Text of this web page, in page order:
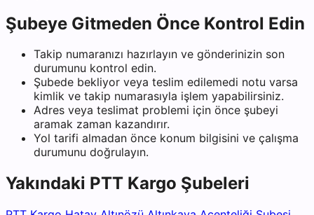
Şubeye Gitmeden Önce Kontrol Edin
Takip numaranızı hazırlayın ve gönderinizin son
durumunu kontrol edin.
Şubede bekliyor veya teslim edilemedi notu varsa
kimlik ve takip numarasıyla işlem yapabilirsiniz.
Adres veya teslimat problemi için önce şubeyi
aramak zaman kazandırır.
Yol tarifi almadan önce konum bilgisini ve çalışma
durumunu doğrulayın.
Yakındaki PTT Kargo Şubeleri